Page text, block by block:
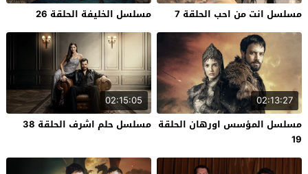
مسلسل انت من احب الحلقة 7
مسلسل الخليفة الحلقة 26
02:13:27
مسلسل المؤسس اورهان الحلقة
19
02:15:05
مسلسل حلم اشرف الحلقة 38